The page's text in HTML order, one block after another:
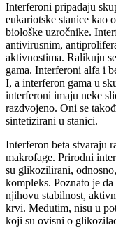
Interferoni pripadaju
eukariotske stanice kao
biološke uzročnike.
antivirusnim,
aktivnostima. Ralikuju
gama. Interferoni alfa i
I, a interferon gama u
interferoni imaju neke
razdvojeno. Oni se
sintetizirani u stanici.
Interferon beta stvaraju
makrofage. Prirodni
su glikozilirani,
kompleks. Poznato je
njihovu stabilnost,
krvi. Međutim, nisu u
koji su ovisni o